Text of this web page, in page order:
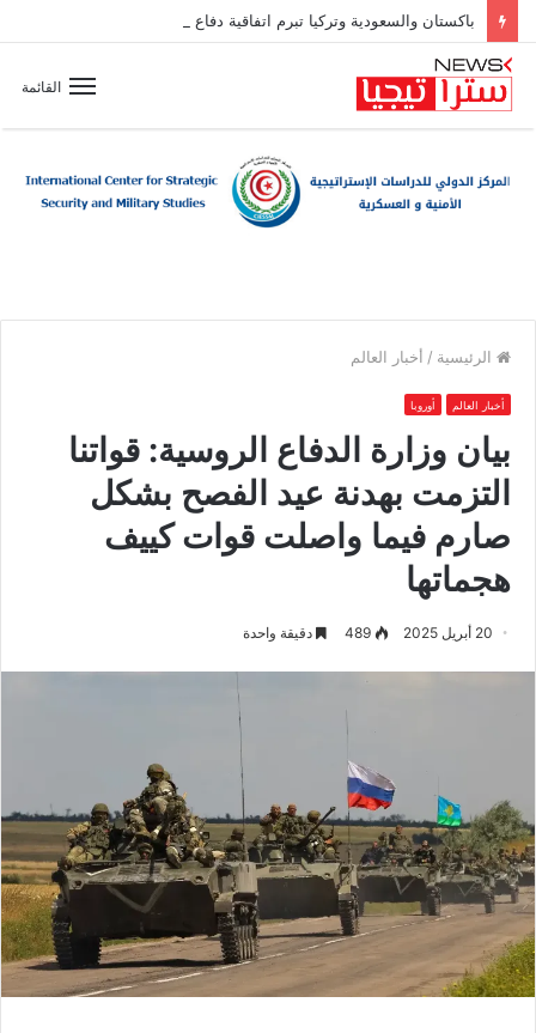
باكستان والسعودية وتركيا تبرم اتفاقية دفاع مشترك
القائمة
الرئيسية / أخبار العالم
أخبار العالم أوروبا
بيان وزارة الدفاع الروسية: قواتنا
التزمت بهدنة عيد الفصح بشكل
صارم فيما واصلت قوات كييف
هجماتها
20 أبريل 2025 489 دقيقة واحدة